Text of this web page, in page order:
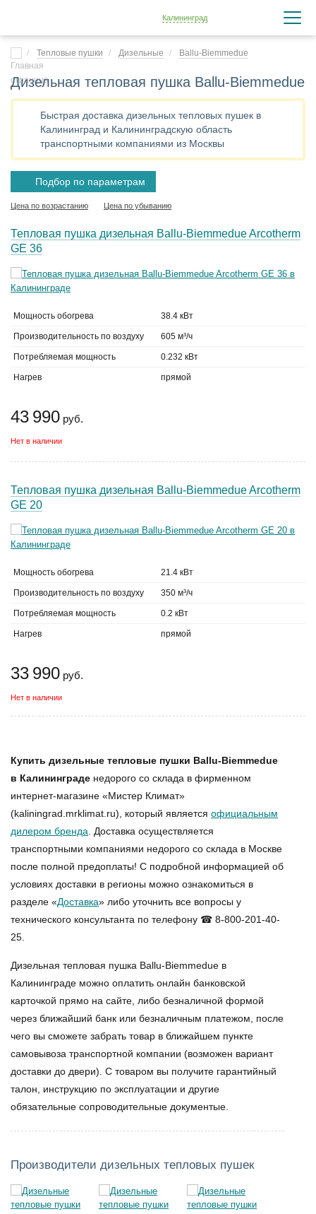
Калининград
Тепловые пушки Дизельные Ballu-Biemmedue
Дизельная тепловая пушка Ballu-Biemmedue
Быстрая доставка дизельных тепловых пушек в
Калининград и Калининградскую область
транспортными компаниями из Москвы
Подбор по параметрам
Цена по возрастанию Цена по убыванию
Тепловая пушка дизельная Ballu-Biemmedue Arcotherm
GE 36
Мощность обогрева 38.4 кВт
Производительность по воздуху 605 м³/ч
Потребляемая мощность 0.232 кВт
Нагрев прямой
43 990 руб.
Нет в наличии
Тепловая пушка дизельная Ballu-Biemmedue Arcotherm
GE 20
Мощность обогрева 21.4 кВт
Производительность по воздуху 350 м³/ч
Потребляемая мощность 0.2 кВт
Нагрев прямой
33 990 руб.
Нет в наличии
Купить дизельные тепловые пушки Ballu-Biemmedue
в Калининграде недорого со склада в фирменном
интернет-магазине «Мистер Климат»
(kaliningrad.mrklimat.ru), который является официальным
дилером бренда . Доставка осуществляется
транспортными компаниями недорого со склада в Москве
после полной предоплаты! С подробной информацией об
условиях доставки в регионы можно ознакомиться в
разделе «Доставка» либо уточнить все вопросы у
технического консультанта по телефону ☎ 8-800-201-40-
25.
Дизельная тепловая пушка Ballu-Biemmedue в
Калининграде можно оплатить онлайн банковской
карточкой прямо на сайте, либо безналичной формой
через ближайший банк или безналичным платежом, после
чего вы сможете забрать товар в ближайшем пункте
самовывоза транспортной компании (возможен вариант
доставки до двери). С товаром вы получите гарантийный
талон, инструкцию по эксплуатации и другие
обязательные сопроводительные документые.
Производители дизельных тепловых пушек